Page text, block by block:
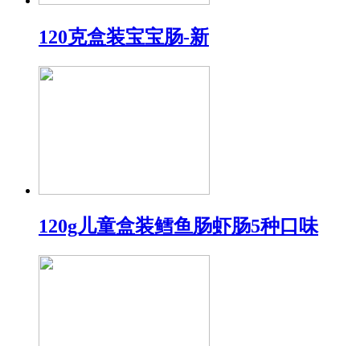
120克盒装宝宝肠-新
120g儿童盒装鳕鱼肠虾肠5种口味